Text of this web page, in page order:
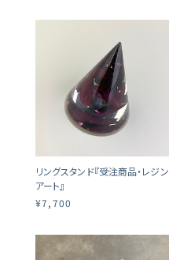
リングスタンド『受注商品・レジン
アート』
¥7,700